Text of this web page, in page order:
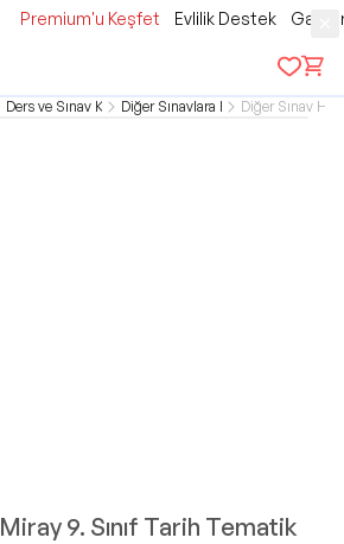
Premium'u Keşfet Evlilik Destek
Ders ve Sınav KitaplarıDiğer Sınavlara HazırlıkDiğer Sınav
Miray 9. Sınıf Tarih Tematik